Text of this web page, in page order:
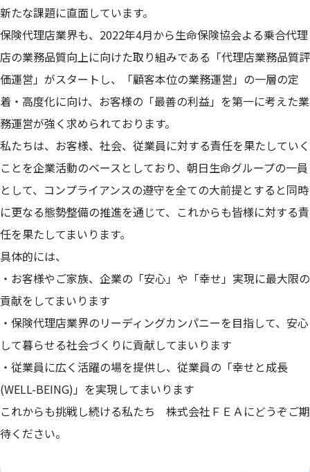
新たな課題に直面しています。
保険代理店業界も、2022年4月から生命保険協会よる乗合代理
店の業務品質向上に向けた取り組みである「代理店業務品質評
価運営」がスタートし、「顧客本位の業務運営」の一層の定
着・高度化に向け、お客様の「最善の利益」を第一に考えた業
務運営が強く求められております。
私たちは、お客様、社会、従業員に対する責任を果たしていく
ことを企業活動のベースとしており、朝日生命グループの一員
として、コンプライアンスの遵守を全ての大前提とすると同時
に更なる態勢整備の推進を通じて、これからも皆様に対する責
任を果たしてまいります。
具体的には、
・お客様やご家族、企業の「安心」や「幸せ」実現に最大限の
貢献をしてまいります
・保険代理店業界のリーディングカンパニーを目指して、安心
して暮らせる社会づくりに貢献してまいります
・従業員に広く活躍の場を提供し、従業員の「幸せと成長
(WELL-BEING)」を実現してまいります
これからも挑戦し続ける私たち 株式会社ＦＥＡにどうぞご期
待ください。